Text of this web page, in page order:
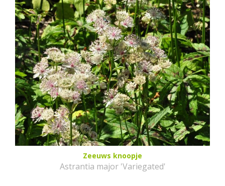
Zeeuws knoopje
Astrantia major 'Variegated'